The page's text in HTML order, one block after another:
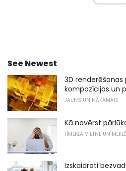
See Newest
3D
kompozīcijas un
JAUNS UN NĀKAMAIS
Kā novērst
TĪMEKĻA VIETNE UN
Izskaidroti